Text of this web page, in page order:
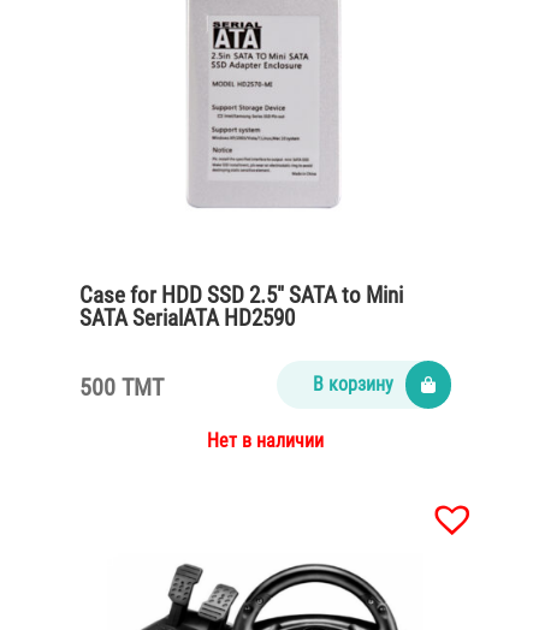
Case for HDD SSD 2.5″ SATA to Mini
SATA SerialATA HD2590
500 TMT В корзину
Нет в наличии